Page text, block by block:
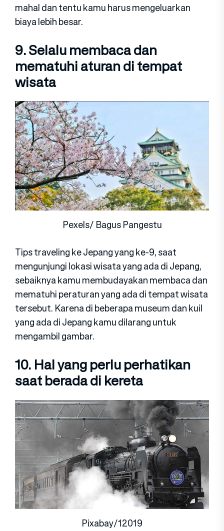
mahal dan tentu kamu harus mengeluarkan
biaya lebih besar.
9. Selalu membaca dan
mematuhi aturan di tempat
wisata
Pexels/ Bagus Pangestu
Tips traveling ke Jepang yang ke-9, saat
mengunjungi lokasi wisata yang ada di Jepang,
sebaiknya kamu membudayakan membaca dan
mematuhi peraturan yang ada di tempat wisata
tersebut. Karena di beberapa museum dan kuil
yang ada di Jepang kamu dilarang untuk
mengambil gambar.
10. Hal yang perlu perhatikan
saat berada di kereta
Pixabay/12019